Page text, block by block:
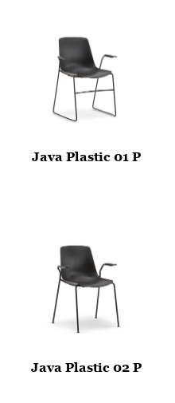
Java Plastic 01 P
Java Plastic 02 P